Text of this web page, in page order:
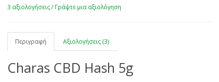
3 αξιολογήσεις/Γράψτε μια αξιολόγηση
Περιγραφή Αξιολογήσεις (3)
Charas CBD Hash 5g